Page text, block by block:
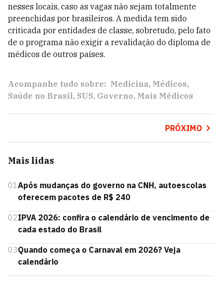
nesses locais, caso as vagas não sejam totalmente
preenchidas por brasileiros. A medida tem sido
criticada por entidades de classe, sobretudo, pelo fato
de o programa não exigir a revalidação do diploma de
médicos de outros países.
Acompanhe tudo sobre: Medicina Médicos
Saúde no Brasil SUS Governo Mais Médicos
PRÓXIMO
Mais lidas
01Após mudanças do governo na CNH, autoescolas
oferecem pacotes de R$ 240
02IPVA 2026: confira o calendário de vencimento de
cada estado do Brasil
03Quando começa o Carnaval em 2026? Veja
calendário